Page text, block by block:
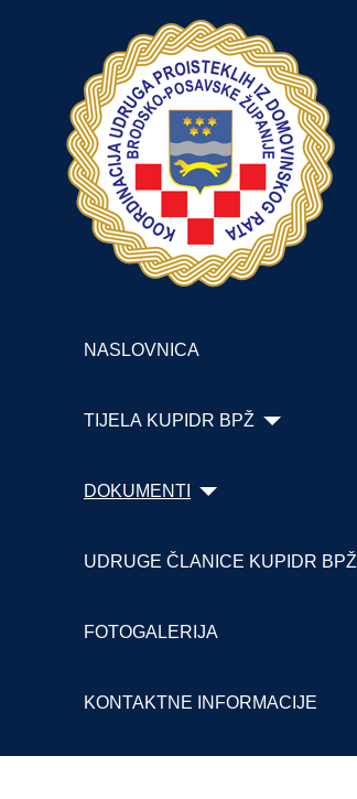
NASLOVNICA
TIJELA KUPIDR BPŽ
DOKUMENTI
UDRUGE ČLANICE KUPIDR BPŽ
FOTOGALERIJA
KONTAKTNE INFORMACIJE